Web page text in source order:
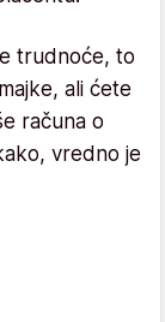
trudnoće, to
ali ćete
računa o
vredno je